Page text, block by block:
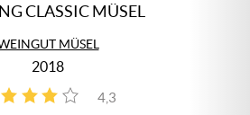
CLASSIC MÜSEL
MÜSEL
2018
4,3
3